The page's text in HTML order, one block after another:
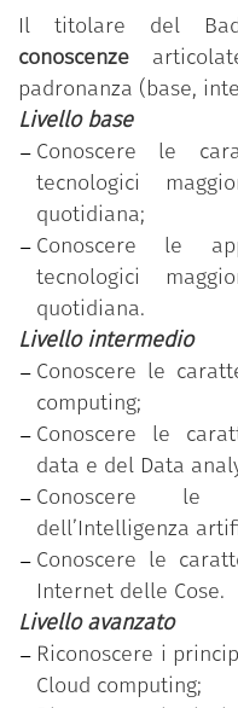
digitali per la PA”
organizzate in 5
competenza, a sua
variabile di
secondo tre livelli di
e avanzato).
“Conoscere le
trasformazione
previste nel
PA”.
Il dipendente
ha partecipato al
in funzione della
fabbisogno di
superato con
competenze
padronanza più
Il titolare del
conoscenze
padronanza (base,
Livello base
Conoscere le
tecnologici
quotidiana;
Conoscere le
tecnologici
quotidiana.
Livello intermedio
Conoscere le
computing;
Conoscere le
data e del Data
Conoscere le
dell’Intelligenza
Conoscere le
Internet delle Cose.
Livello avanzato
Riconoscere i
Cloud computing;